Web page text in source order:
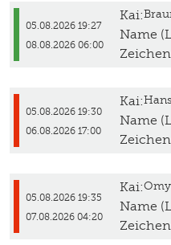
05.08.2026 19:27
08.08.2026 06:00
Kai:
Name
05.08.2026 19:30
06.08.2026 17:00
Kai:
Name
05.08.2026 19:35
07.08.2026 04:20
Kai:
Name